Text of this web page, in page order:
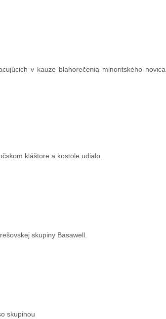
v kauze blahorečenia minoritského novica
kláštore a kostole udialo.
skupiny Basawell.
skupinou